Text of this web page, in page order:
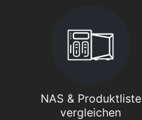
NAS & Produktliste
vergleichen